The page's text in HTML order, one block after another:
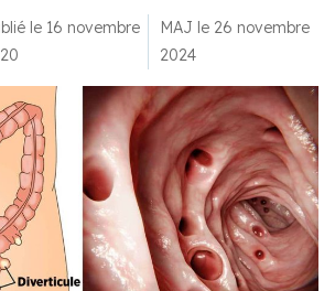
le 16 novembre
MAJ le 26 novembre
2024